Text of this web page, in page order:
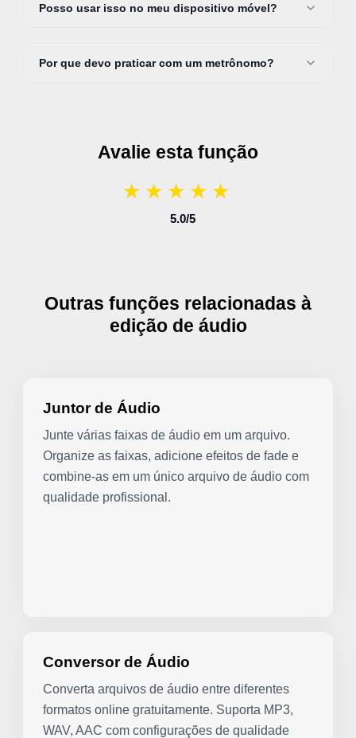
Posso usar isso no meu dispositivo móvel?
Por que devo praticar com um metrônomo?
Avalie esta função
★ ★ ★ ★ ★
★ ★ ★ ★ ★
5.0/5
Outras funções relacionadas à
edição de áudio
Juntor de Áudio
Junte várias faixas de áudio em um arquivo.
Organize as faixas, adicione efeitos de fade e
combine-as em um único arquivo de áudio com
qualidade profissional.
Conversor de Áudio
Converta arquivos de áudio entre diferentes
formatos online gratuitamente. Suporta MP3,
WAV, AAC com configurações de qualidade